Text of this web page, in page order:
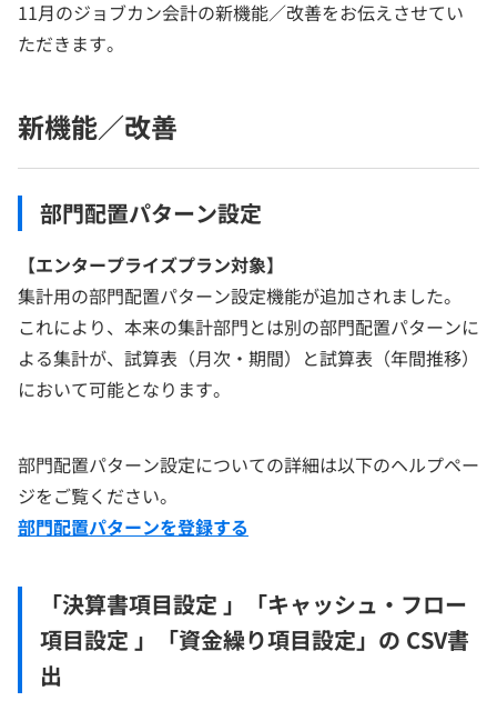
11月のジョブカン会計の新機能／改善をお伝えさせてい
ただきます。
新機能／改善
部門配置パターン設定
【エンタープライズプラン対象】
集計用の部門配置パターン設定機能が追加されました。
これにより、本来の集計部門とは別の部門配置パターンに
よる集計が、試算表（月次・期間）と試算表（年間推移）
において可能となります。
部門配置パターン設定についての詳細は以下のヘルプペー
ジをご覧ください。
部門配置パターンを登録する
「決算書項目設定 」「キャッシュ・フロー
項目設定 」「資金繰り項目設定」の CSV書
出